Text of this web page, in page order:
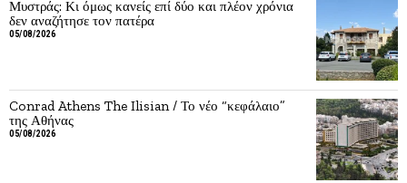
Μυστράς: Κι όμως κανείς επί δύο και πλέον χρόνια
δεν αναζήτησε τον πατέρα
05/08/2026
Conrad Athens The Ilisian / Το νέο “κεφάλαιο”
της Αθήνας
05/08/2026